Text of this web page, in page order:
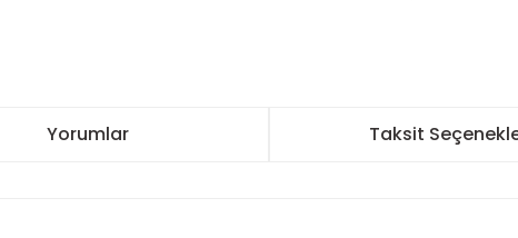
Yorumlar Taksit